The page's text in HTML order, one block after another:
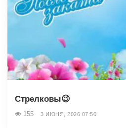
Стрелковы😉
155 3 ИЮНЯ, 2026 07:50